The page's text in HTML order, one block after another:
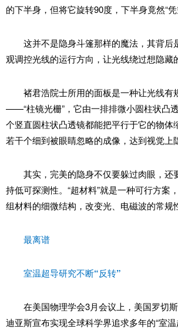
的下半身，但将它旋转90度，下半身竟然“凭
这并不是隐身斗篷那样的魔法，其背后
观调控光线的运行方向，让光线绕过想隐藏
褚君浩院士所用的面板是一种让光线有
——“柱镜光栅”，它由一排排微小圆柱状凸
个竖直圆柱状凸透镜都能把平行于它的物体
若干个细到被眼睛忽略的成像，达到视觉上
其实，完美的隐身不仅要躲过肉眼，还
持低可探测性。“超材料”就是一种可行方案
组材料的细微结构，改变光、电磁波的常规
最离谱
室温超导研究不断“反转”
在美国物理学会3月会议上，美国罗切
迪亚斯宣布实现全球科学界追求多年的“室